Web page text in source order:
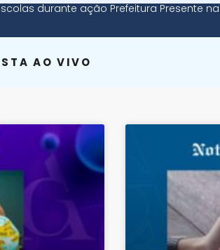
durante ação Prefeitura Presente na
AO VIVO